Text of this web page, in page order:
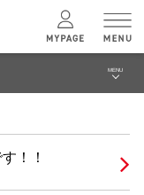
MENU
！！